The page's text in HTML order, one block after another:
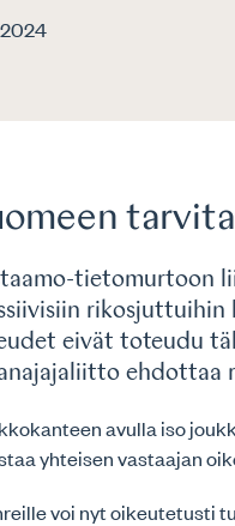
tietomurtoon
rikosjuttuihin
eivät toteudu
ehdottaa
avulla iso
yhteisen vastaajan
voi nyt oikeutetusti